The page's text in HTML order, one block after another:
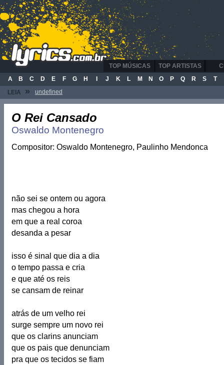
TOP ARTISTAS
TOP MÚSICAS
A
B C D E F G H J K L M N O P Q R S T
LEIA
» undefined
O Rei Cansado
Oswaldo Montenegro
Compositor: Oswaldo Montenegro, Paulinho Mendonca
não sei se ontem ou agora
mas chegou a hora
em que a real coroa
desanda a pesar
isso é sinal que dia a dia
o tempo passa e cria
e que até os reis
se cansam de reinar
atrás de um velho rei
surge sempre um novo rei
que os clarins anunciam
que os pais que denunciam
pra que os tecidos se fiam